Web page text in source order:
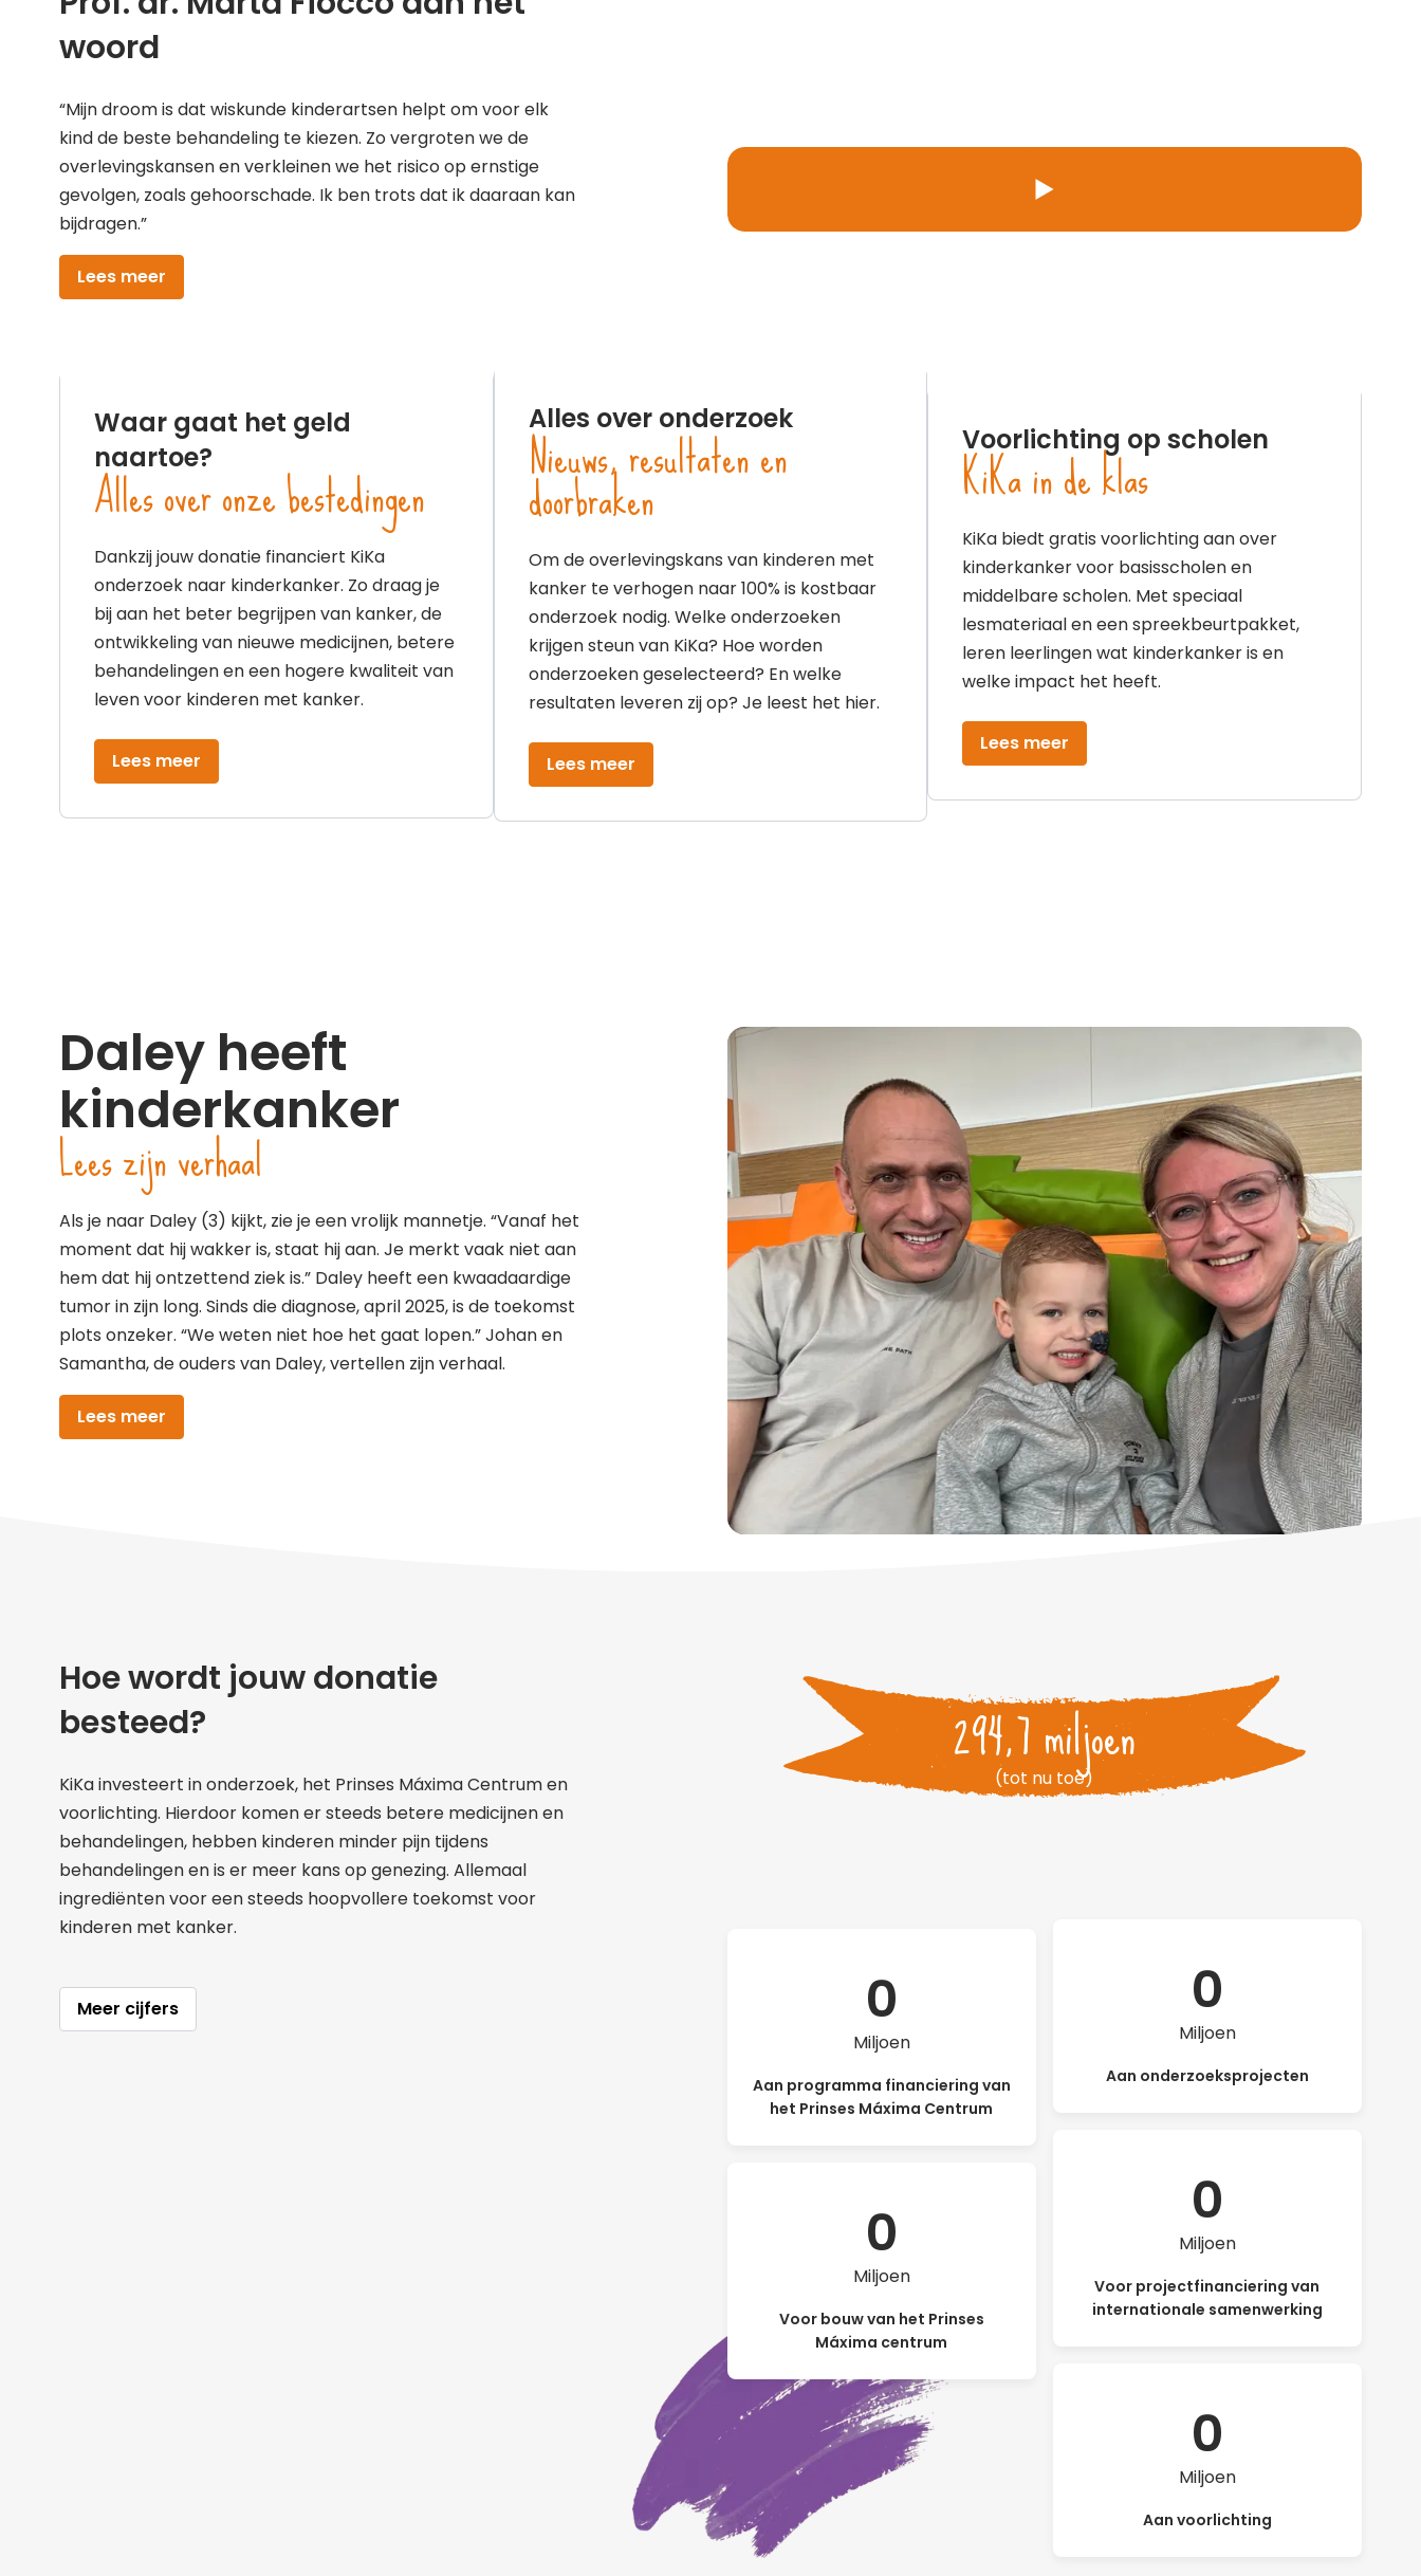
woord
“Mijn droom is dat wiskunde kinderartsen helpt om voor elk
kind de beste behandeling te kiezen. Zo vergroten we de
overlevingskansen en verkleinen we het risico op ernstige
gevolgen, zoals gehoorschade. Ik ben trots dat ik daaraan kan
bijdragen.”
Lees meer
Play
Waar gaat het geld
naartoe?
Alles over onze bestedingen
Dankzij jouw donatie financiert KiKa
onderzoek naar kinderkanker. Zo draag je
bij aan het beter begrijpen van kanker, de
ontwikkeling van nieuwe medicijnen, betere
behandelingen en een hogere kwaliteit van
leven voor kinderen met kanker.
Lees meer
Alles over onderzoek
Nieuws, resultaten en
doorbraken
Om de overlevingskans van kinderen met
kanker te verhogen naar 100% is kostbaar
onderzoek nodig. Welke onderzoeken
krijgen steun van KiKa? Hoe worden
onderzoeken geselecteerd? En welke
resultaten leveren zij op? Je leest het hier.
Lees meer
Voorlichting op scholen
KiKa in de klas
KiKa biedt gratis voorlichting aan over
kinderkanker voor basisscholen en
middelbare scholen. Met speciaal
lesmateriaal en een spreekbeurtpakket,
leren leerlingen wat kinderkanker is en
welke impact het heeft.
Lees meer
Daley heeft
kinderkanker
Lees zijn verhaal
Als je naar Daley (3) kijkt, zie je een vrolijk mannetje. “Vanaf het
moment dat hij wakker is, staat hij aan. Je merkt vaak niet aan
hem dat hij ontzettend ziek is.” Daley heeft een kwaadaardige
tumor in zijn long. Sinds die diagnose, april 2025, is de toekomst
plots onzeker. “We weten niet hoe het gaat lopen.” Johan en
Samantha, de ouders van Daley, vertellen zijn verhaal.
Lees meer
Hoe wordt jouw donatie
besteed?
KiKa investeert in onderzoek, het Prinses Máxima Centrum en
voorlichting. Hierdoor komen er steeds betere medicijnen en
behandelingen, hebben kinderen minder pijn tijdens
behandelingen en is er meer kans op genezing. Allemaal
ingrediënten voor een steeds hoopvollere toekomst voor
kinderen met kanker.
Meer cijfers
294,7 miljoen
(tot nu toe)
0
Miljoen
Aan programma financiering van
het Prinses Máxima Centrum
0
Miljoen
Voor bouw van het Prinses
Máxima centrum
0
Miljoen
Aan onderzoeksprojecten
0
Miljoen
Voor projectfinanciering van
internationale samenwerking
0
Miljoen
Aan voorlichting